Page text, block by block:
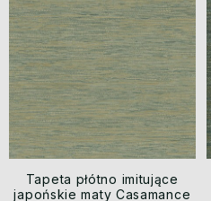
Tapeta płótno imitujące
japońskie maty Casamance